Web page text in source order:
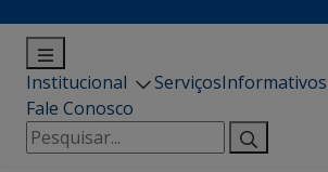
Institucional ServiçosInformativos
Fale Conosco
Pesquisar
por: